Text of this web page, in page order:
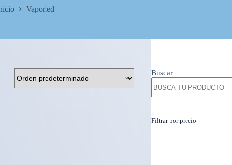
Vaporled
Buscar
Filtrar por precio